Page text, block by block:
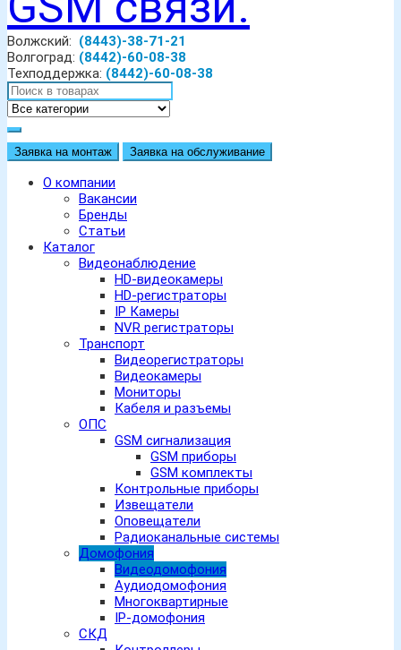
Волжский: (8443)-38-71-21
Волгоград: (8442)-60-08-38
Техподдержка: (8442)-60-08-38
Заявка на монтаж Заявка на обслуживание
О компании
Вакансии
Бренды
Статьи
Каталог
Видеонаблюдение
HD-видеокамеры
HD-регистраторы
IP Камеры
NVR регистраторы
Транспорт
Видеорегистраторы
Видеокамеры
Мониторы
Кабеля и разъемы
ОПС
GSM сигнализация
GSM приборы
GSM комплекты
Контрольные приборы
Извещатели
Оповещатели
Радиоканальные системы
Домофония
Видеодомофония
Аудиодомофония
Многоквартирные
IP-домофония
СКД